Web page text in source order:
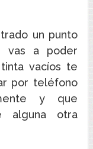
un punto
vas a poder
vacíos te
por teléfono
y que
alguna otra